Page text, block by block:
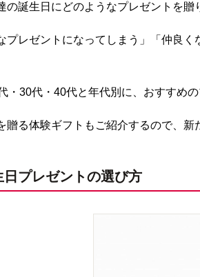
の誕生日にどのようなプレゼントを贈
プレゼントになってしまう」「仲良
・30代・40代と年代別に、おすすめ
贈る体験ギフトもご紹介するので、
プレゼントの選び方